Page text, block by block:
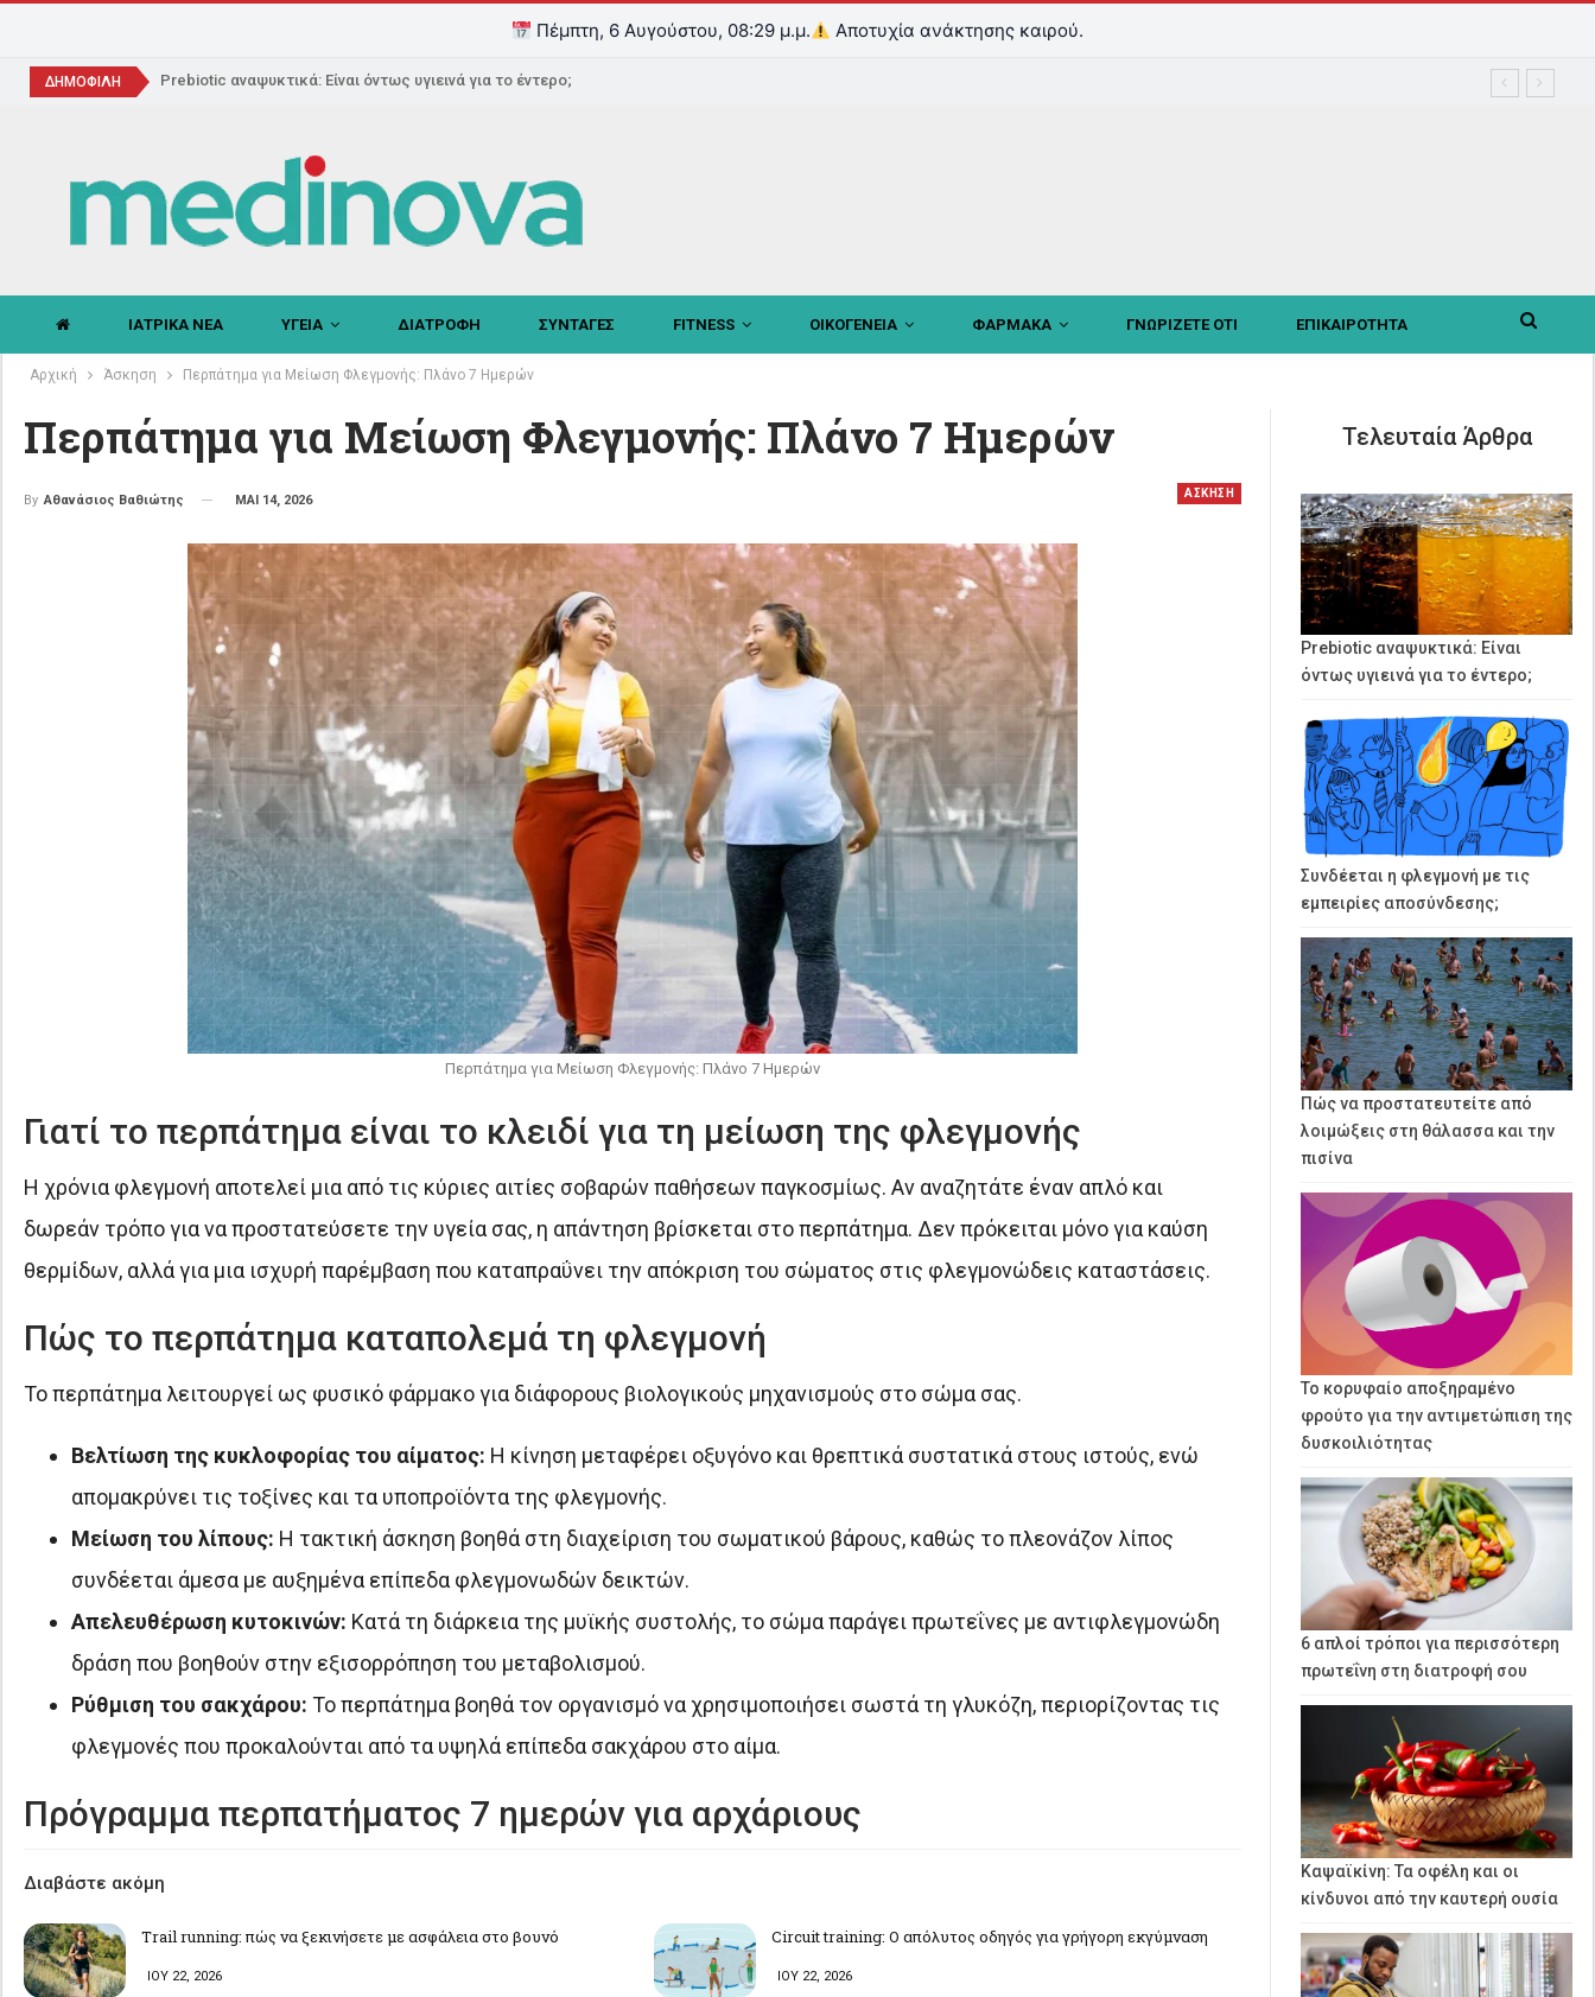
Πέμπτη, 6 Αυγούστου, 08:29 μ.μ. Αποτυχία ανάκτησης καιρού.
ΔΗΜΟΦΙΛΗ Prebiotic αναψυκτικά: Είναι όντως υγιεινά για το έντερο;
ΙΑΤΡΙΚΑ ΝΕΑ ΥΓΕΙΑ ΔΙΑΤΡΟΦΗ ΣΥΝΤΑΓΕΣ FITNESS ΟΙΚΟΓΕΝΕΙΑ ΦΑΡΜΑΚΑ ΓΝΩΡΙΖΕΤΕ ΟΤΙ ΕΠΙΚΑΙΡΟΤΗΤΑ
Αρχική Άσκηση Περπάτημα για Μείωση Φλεγμονής: Πλάνο 7 Ημερών
Περπάτημα για Μείωση Φλεγμονής: Πλάνο 7 Ημερών
ΑΣΚΗΣΗ
By Αθανάσιος Βαθιώτης ΜΑΙ 14, 2026
Περπάτημα για Μείωση Φλεγμονής: Πλάνο 7 Ημερών
Γιατί το περπάτημα είναι το κλειδί για τη μείωση της φλεγμονής
Η χρόνια φλεγμονή αποτελεί μια από τις κύριες αιτίες σοβαρών παθήσεων παγκοσμίως. Αν αναζητάτε έναν απλό και
δωρεάν τρόπο για να προστατεύσετε την υγεία σας, η απάντηση βρίσκεται στο περπάτημα. Δεν πρόκειται μόνο για καύση
θερμίδων, αλλά για μια ισχυρή παρέμβαση που καταπραΰνει την απόκριση του σώματος στις φλεγμονώδεις καταστάσεις.
Πώς το περπάτημα καταπολεμά τη φλεγμονή
Το περπάτημα λειτουργεί ως φυσικό φάρμακο για διάφορους βιολογικούς μηχανισμούς στο σώμα σας.
Βελτίωση της κυκλοφορίας του αίματος: Η κίνηση μεταφέρει οξυγόνο και θρεπτικά συστατικά στους ιστούς, ενώ
απομακρύνει τις τοξίνες και τα υποπροϊόντα της φλεγμονής.
Μείωση του λίπους: Η τακτική άσκηση βοηθά στη διαχείριση του σωματικού βάρους, καθώς το πλεονάζον λίπος
συνδέεται άμεσα με αυξημένα επίπεδα φλεγμονωδών δεικτών.
Απελευθέρωση κυτοκινών: Κατά τη διάρκεια της μυϊκής συστολής, το σώμα παράγει πρωτεΐνες με αντιφλεγμονώδη
δράση που βοηθούν στην εξισορρόπηση του μεταβολισμού.
Ρύθμιση του σακχάρου: Το περπάτημα βοηθά τον οργανισμό να χρησιμοποιήσει σωστά τη γλυκόζη, περιορίζοντας τις
φλεγμονές που προκαλούνται από τα υψηλά επίπεδα σακχάρου στο αίμα.
Πρόγραμμα περπατήματος 7 ημερών για αρχάριους
Διαβάστε ακόμη
Trail running: πώς να ξεκινήσετε με ασφάλεια στο βουνό
ΙΟΥ 22, 2026
Circuit training: Ο απόλυτος οδηγός για γρήγορη εκγύμναση
ΙΟΥ 22, 2026
Τελευταία Άρθρα
Prebiotic αναψυκτικά: Είναι
όντως υγιεινά για το έντερο;
Συνδέεται η φλεγμονή με τις
εμπειρίες αποσύνδεσης;
Πώς να προστατευτείτε από
λοιμώξεις στη θάλασσα και την
πισίνα
Το κορυφαίο αποξηραμένο
φρούτο για την αντιμετώπιση της
δυσκοιλιότητας
6 απλοί τρόποι για περισσότερη
πρωτεΐνη στη διατροφή σου
Καψαϊκίνη: Τα οφέλη και οι
κίνδυνοι από την καυτερή ουσία